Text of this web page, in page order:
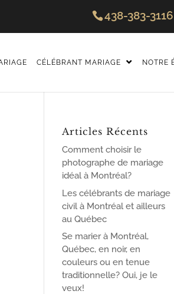
438-383-3116
CÉLÉBRANT MARIAGE NOTRE
Articles Récents
Comment choisir le
photographe de mariage
idéal à Montréal?
Les célébrants de mariage
civil à Montréal et ailleurs
au Québec
Se marier à Montréal,
Québec, en noir, en
couleurs ou en tenue
traditionnelle? Oui, je le
veux!